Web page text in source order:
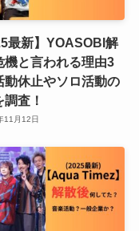
最新】YOASOBI解
機と言われる理由3
動休止やソロ活動の
査！
11月12日